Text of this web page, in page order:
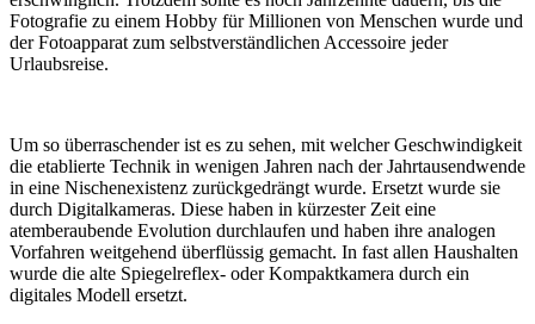
Fotografie zu einem Hobby für Millionen von Menschen wurde und
der Fotoapparat zum selbstverständlichen Accessoire jeder
Urlaubsreise.
Um so überraschender ist es zu sehen, mit welcher Geschwindigkeit
die etablierte Technik in wenigen Jahren nach der Jahrtausendwende
in eine Nischenexistenz zurückgedrängt wurde. Ersetzt wurde sie
durch Digitalkameras. Diese haben in kürzester Zeit eine
atemberaubende Evolution durchlaufen und haben ihre analogen
Vorfahren weitgehend überflüssig gemacht. In fast allen Haushalten
wurde die alte Spiegelreflex- oder Kompaktkamera durch ein
digitales Modell ersetzt.